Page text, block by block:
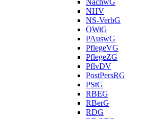
NHV
NS-VerbG
OWiG
PAuswG
PflegeVG
PflegeZG
PflvDV
PostPersRG
PStG
RBEG
RBerG
RDG